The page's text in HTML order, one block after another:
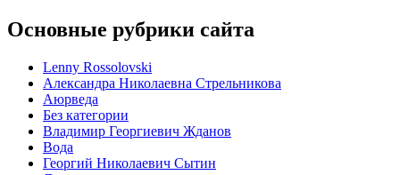
Основные рубрики сайта
Lenny Rossolovski
Александра Николаевна Стрельникова
Аюрведа
Без категории
Владимир Георгиевич Жданов
Вода
Георгий Николаевич Сытин